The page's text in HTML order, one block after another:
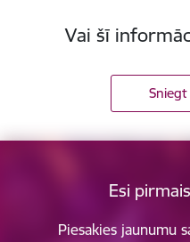
Vai šī
Esi
Piesakies jaunumu